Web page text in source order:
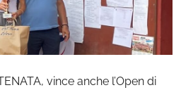
vince anche l’Open di